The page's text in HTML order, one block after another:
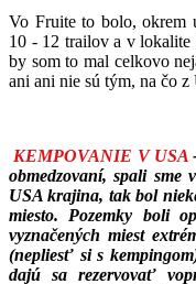
Vo Fruite to bolo, okrem
10 - 12 trailov a v
by som to mal celkovo
ani ani nie sú tým, na čo
KEMPOVANIE V USA
obmedzovaní, spali
USA krajina, tak bol
miesto. Pozemky boli
vyznačených miest
(nepliesť si s
dajú sa rezervovať